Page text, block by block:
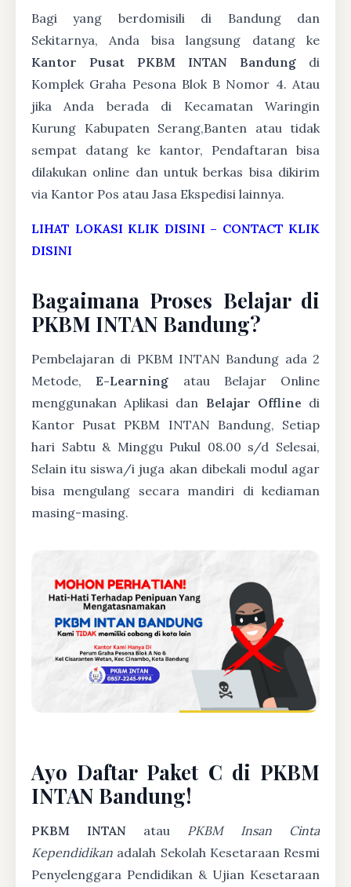
Bagi yang berdomisili di Bandung dan
Sekitarnya, Anda bisa langsung datang ke
Kantor Pusat PKBM INTAN Bandung di
Komplek Graha Pesona Blok B Nomor 4. Atau
jika Anda berada di Kecamatan Waringin
Kurung Kabupaten Serang,Banten atau tidak
sempat datang ke kantor, Pendaftaran bisa
dilakukan online dan untuk berkas bisa dikirim
via Kantor Pos atau Jasa Ekspedisi lainnya.
LIHAT LOKASI KLIK DISINI – CONTACT KLIK
DISINI
Bagaimana Proses Belajar di
PKBM INTAN Bandung?
Pembelajaran di PKBM INTAN Bandung ada 2
Metode,E-Learning atau Belajar Online
menggunakan Aplikasi dan Belajar Offline di
Kantor Pusat PKBM INTAN Bandung, Setiap
hari Sabtu & Minggu Pukul 08.00 s/d Selesai,
Selain itu siswa/i juga akan dibekali modul agar
bisa mengulang secara mandiri di kediaman
masing-masing.
Ayo Daftar Paket C di PKBM
INTAN Bandung!
PKBM INTAN atau PKBM Insan Cinta
Kependidikan adalah Sekolah Kesetaraan Resmi
Penyelenggara Pendidikan & Ujian Kesetaraan